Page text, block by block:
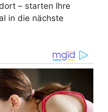
– starten Ihre
in die nächste